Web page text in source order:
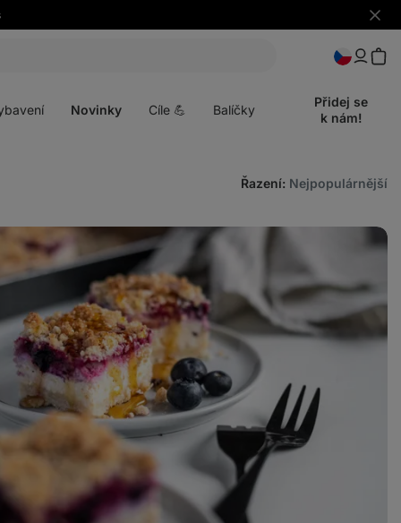
Skrýt
Novinky Cíle 💪 Balíčky
Přidej se
k nám!
Řazení: Nejpopulárnější